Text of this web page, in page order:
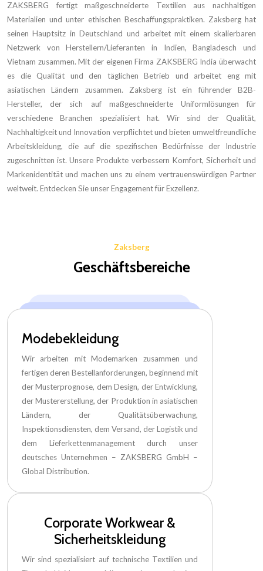
ZAKSBERG fertigt maßgeschneiderte Textilien aus nachhaltigen
Materialien und unter ethischen Beschaffungspraktiken. Zaksberg hat
seinen Hauptsitz in Deutschland und arbeitet mit einem skalierbaren
Netzwerk von Herstellern/Lieferanten in Indien, Bangladesch und
Vietnam zusammen. Mit der eigenen Firma ZAKSBERG India überwacht
es die Qualität und den täglichen Betrieb und arbeitet eng mit
asiatischen Ländern zusammen. Zaksberg ist ein führender B2B-
Hersteller, der sich auf maßgeschneiderte Uniformlösungen für
verschiedene Branchen spezialisiert hat. Wir sind der Qualität,
Nachhaltigkeit und Innovation verpflichtet und bieten umweltfreundliche
Arbeitskleidung, die auf die spezifischen Bedürfnisse der Industrie
zugeschnitten ist. Unsere Produkte verbessern Komfort, Sicherheit und
Markenidentität und machen uns zu einem vertrauenswürdigen Partner
weltweit. Entdecken Sie unser Engagement für Exzellenz.
Zaksberg
Geschäftsbereiche
Modebekleidung
Wir arbeiten mit Modemarken zusammen und
fertigen deren Bestellanforderungen, beginnend mit
der Musterprognose, dem Design, der Entwicklung,
der Mustererstellung, der Produktion in asiatischen
Ländern, der Qualitätsüberwachung,
Inspektionsdiensten, dem Versand, der Logistik und
dem Lieferkettenmanagement durch unser
deutsches Unternehmen – ZAKSBERG GmbH –
Global Distribution.
Corporate Workwear &
Sicherheitskleidung
Wir sind spezialisiert auf technische Textilien und